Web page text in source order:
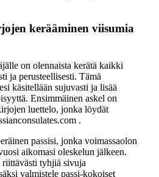
kerääminen viisumia
on olennaista kerätä kaikki
ja perusteellisesti. Tämä
käsitellään sujuvasti ja lisää
Ensimmäinen askel on
luettelo, jonka löydät
.
passisi, jonka voimassaolon
aikomasi oleskelun jälkeen.
riittävästi tyhjiä sivuja
valmistele passi-kokoiset